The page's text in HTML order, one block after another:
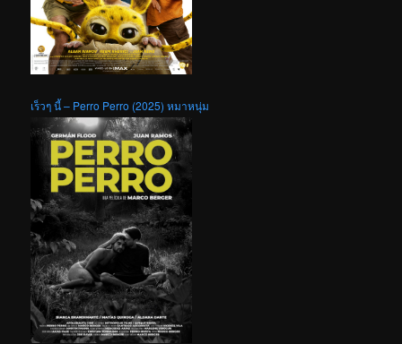
เร็วๆ นี้ – Perro Perro (2025) หมาหนุ่ม